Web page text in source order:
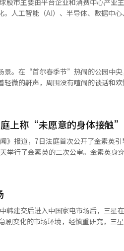
客户管理的集团核心战略。 具会长在3月于首尔
构变化比作电力和互联网的出现，并
息被解读为反映了在AI时代，单靠以
再仅仅是一个
电子和平台业务，迅速改变企业体质
LG电子而言，AI不仅是新产品功
生产线运营效率、降低不良率和优化
象”长期化，LG能源解决方案等全球
营效率、良率改善和成
重要性也在迅速上升。 LG能源解决方案也在
进行工艺数据分析和不良预测系统的
为AX执行的案例。这一场景反映了
金融和公共领域对AI·云基础的数字
加强现有主力业务的竞争力方面扩大AI
人工智能（AI）、半导体、数据中
钢铁是工业革命的心脏，那么今天的
国则全力支持本国半导体产业的发展
的半导体已成为类似于20世纪石油的
崛起尤为引人注目。三星电子首次
韩国的产业结构依然是全球制造业的
本市场的中心舞台。SK海力士的迅速
服务器更多的高性能内存，随着AI模
质性霸权。全球市值前列企业的构成
形芯片，而是推动人类新思维的核
借定制AI芯片和数据中心网络迅速崛
的绝对强者能源企业则逐渐被边缘化
来公司通过肥胖治疗药物的革命进入
、基因技术和精准医疗的结合，重新
的力量是什么？过去，石油、钢铁、
正决定着人类的未来。那么，韩国
而，在内存半导体和先进制造技术方
景。在“首尔春季节”热闹的公园中央
微的鼾声，周围没有喧闹的谈话和
则有一位穿着耶稣服装的人安静地闭
粉丝和偶像们都躺在同一块垫子上，
显得疲惫的20岁女
上沉重的宁静降临。170人同时闭上
行，用羽毛轻轻挠他们的脚底，试图唤
间的推移，退赛者逐渐增多。 幸存的参赛者
最原始的“睡眠”在此刻变成了量化的表
上称“未愿意的身体接触”
社交媒体发布了询问过程。 南律师表示，法
后，法庭播放了闭路电视
金素英于去年12月中旬至今年2月
导致两人死亡，一人失去意识，因此
韩建交后进入中国家电市场后，三星
子中国法人三星（中国）投资有限公